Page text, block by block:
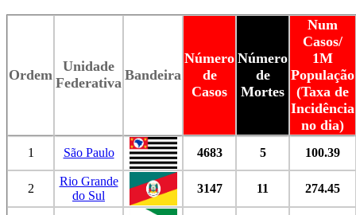
Ordem
Unidade
Federativa Bandeira
Número
de
Casos
Número
de
Mortes
Num
Casos/
1M
População
(Taxa de
Incidência
no dia)
1 São Paulo 4683 5 100.39
2
Rio Grande
do Sul
3147 11 274.45